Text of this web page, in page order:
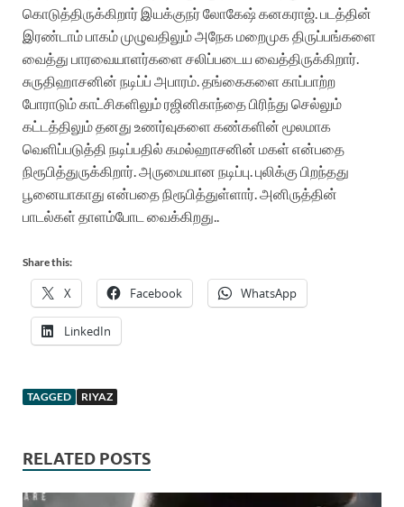
கொடுத்திருக்கிறார் இயக்குநர் லோகேஷ் கனகராஜ். படத்தின்
இரண்டாம் பாகம் முழுவதிலும் அநேக மறைமுக திருப்பங்களை
வைத்து பாரவையாளர்களை சலிப்படைய வைத்திருக்கிறார்.
சுருதிஹாசனின் நடிப்ப் அபாரம். தங்கைகளை காப்பாற்ற
போராடும் காட்சிகளிலும் ரஜினிகாந்தை பிரிந்து செல்லும்
கட்டத்திலும் தனது உணர்வுகளை கண்களின் மூலமாக
வெளிப்படுத்தி நடிப்பதில் கமல்ஹாசனின் மகள் என்பதை
நிரூபித்துருக்கிறார். அருமையான நடிப்பு. புலிக்கு பிறந்தது
பூனையாகாது என்பதை நிரூபித்துள்ளார். அனிருத்தின்
பாடல்கள் தாளம்போட வைக்கிறது..
Share this:
X Facebook WhatsApp
LinkedIn
TAGGED RIYAZ
RELATED POSTS